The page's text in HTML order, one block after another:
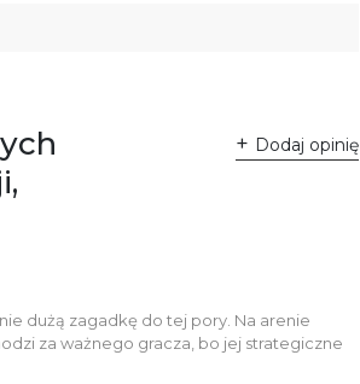
Dodaj opinię
dużą zagadkę do tej pory. Na arenie
za ważnego gracza, bo jej strategiczne